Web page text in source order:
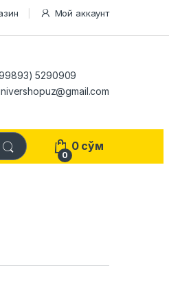
Мой аккаунт
5290909
0
0 сўм